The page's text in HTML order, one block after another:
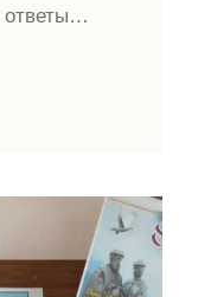
ответы…